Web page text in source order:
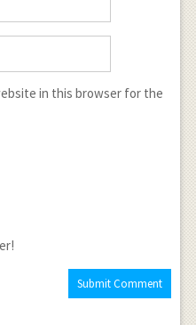
in this browser for the